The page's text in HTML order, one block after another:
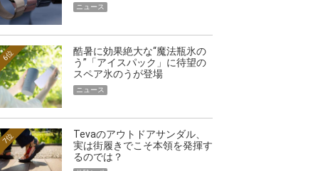
ニュース
酷暑に効果絶大な“魔法瓶氷の
う”「アイスパック」に待望の
スペア氷のうが登場
6位
ニュース
Tevaのアウトドアサンダル、
実は街履きでこそ本領を発揮す
るのでは？
7位